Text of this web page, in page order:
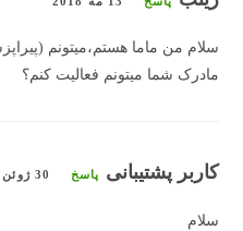
سلام من ماما هستم،میتونم
مادرک شما میتونم فعالیت کنم؟
کاربر پشتیبانی پاسخ 30 ژوئن 2020
سلام